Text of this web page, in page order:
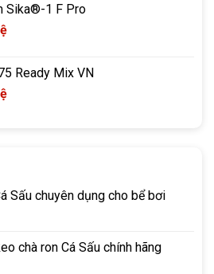
Sika®-1 F Pro
Ready Mix VN
Sấu chuyên dụng cho bể bơi
chà ron Cá Sấu chính hãng